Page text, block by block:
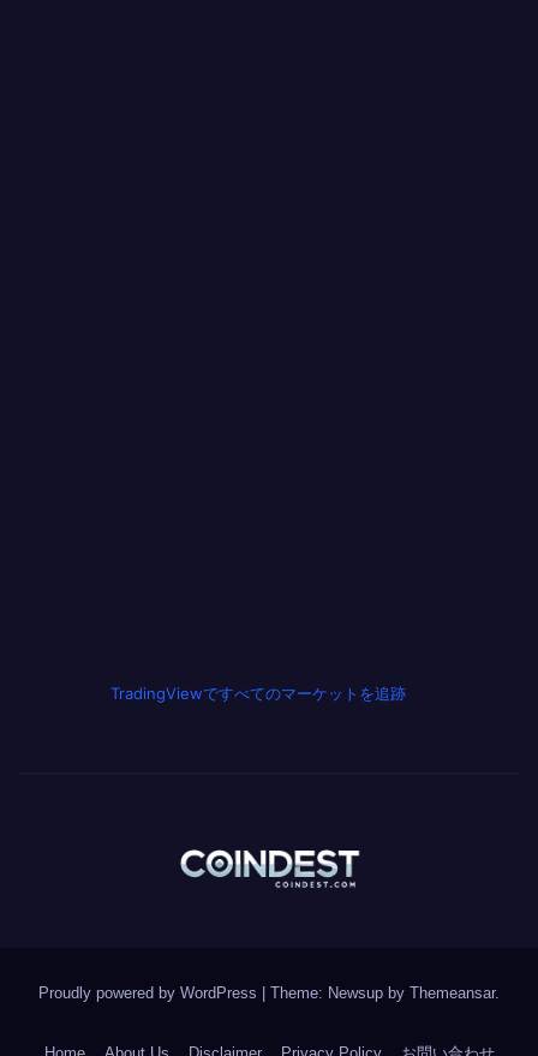
TradingViewですべてのマーケットを追跡
Proudly powered by WordPress Theme: Newsup by Themeansar.